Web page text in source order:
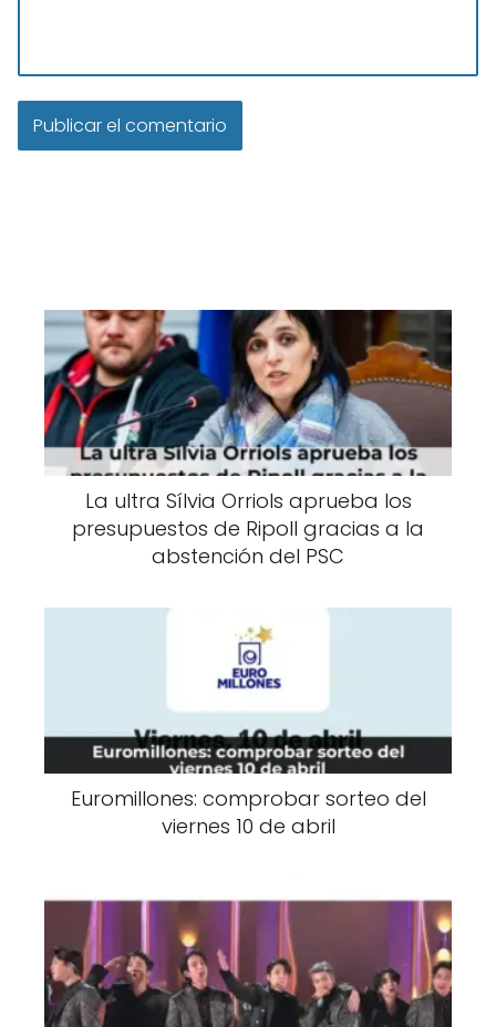
La ultra Sílvia Orriols aprueba los
presupuestos de Ripoll gracias a la
abstención del PSC
Euromillones: comprobar sorteo del
viernes 10 de abril